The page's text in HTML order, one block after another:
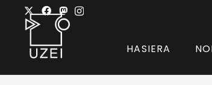
HASIERA